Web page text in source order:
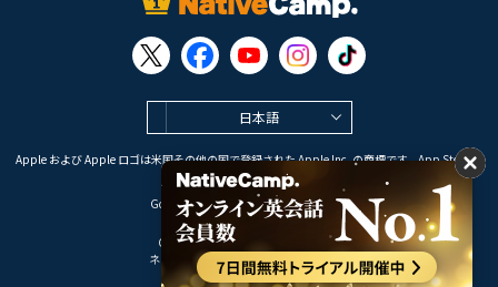
日本語
Apple および Apple ロゴは米国その他の国で登録された Apple Inc. の商標です。App Store は
Apple Inc. のサービスマークです。
Google Play は Google LLC の商標です。
Copyright © 2026 オンライン英会話
ネイティブキャンプ All Rights Reserved.